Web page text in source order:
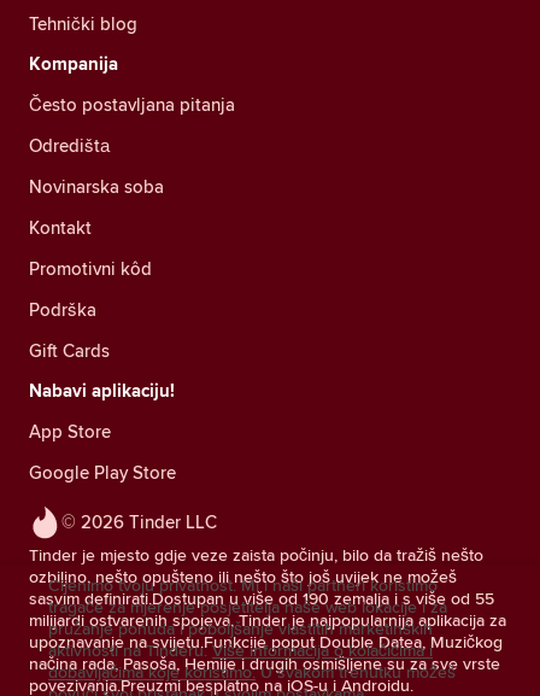
© 2026 Tinder LLC
Tinder je mjesto gdje veze zaista počinju, bilo da tražiš nešto
ozbiljno, nešto opušteno ili nešto što još uvijek ne možeš
sasvim definirati.Dostupan u više od 190 zemalja i s više od 55
milijardi ostvarenih spojeva, Tinder je najpopularnija aplikacija za
upoznavanje na svijetu.Funkcije poput Double Datea, Muzičkog
načina rada, Pasoša, Hemije i drugih osmišljene su za sve vrste
povezivanja.Preuzmi besplatno na iOS-u i Androidu.
Tehnički blog
Kompanija
Često postavljana pitanja
Odredištа
Novinarska soba
Kontakt
Promotivni kôd
Podrška
Gift Cards
Nabavi aplikaciju!
App Store
Google Play Store
Cijenimo tvoju privatnost. Mi i naši partneri koristimo
tragače za mjerenje posjetitelja naše web lokacije i za
pružanje ponuda i poboljšanje vlastitih marketinških
aktivnosti na Tinderu. Više informacija o kolačićima i
dobavljačima koje koristimo. U svakom trenutku možeš